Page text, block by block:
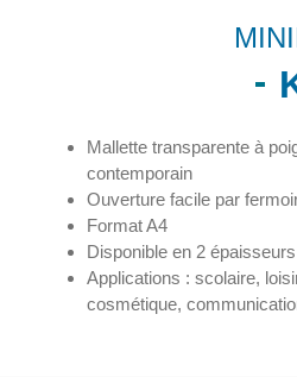
Mallette transparente à
contemporain
Ouverture facile par
Format A4
Disponible en 2
Applications : scolaire,
cosmétique,